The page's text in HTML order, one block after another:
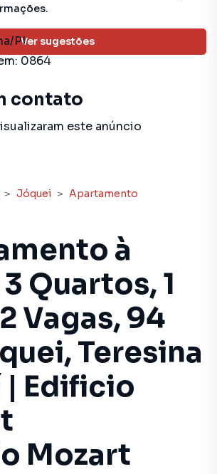
Ver sugestões
Jóquei
Apartamento
à
Quartos, 1
Vagas, 94
Teresina
| Edificio
Mozart
/PI
0864
contato
este anúncio